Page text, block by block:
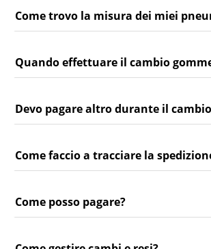
Come trovo la misura dei miei
Quando effettuare il cambio
Devo pagare altro durante il
Come faccio a tracciare la
Come posso pagare?